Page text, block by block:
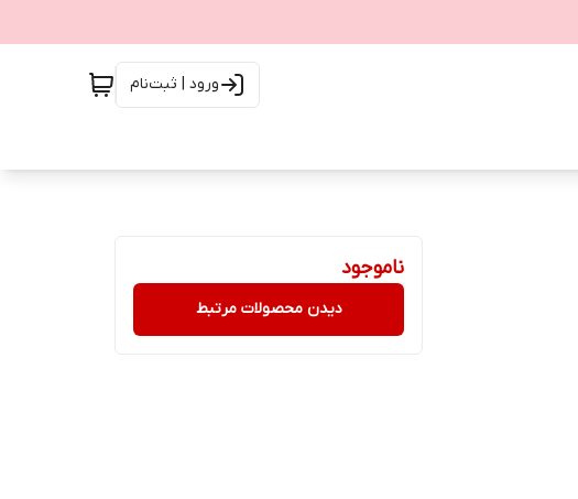
ورود | ثبت‌نام
ناموجود
دیدن محصولات مرتبط